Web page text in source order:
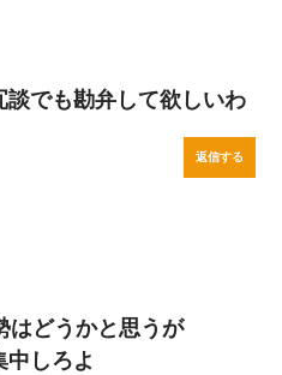
でも勘弁して欲しいわ
返信する
はどうかと思うが
中しろよ